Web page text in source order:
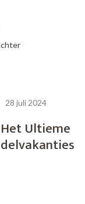
op
een
in
Spanje
28 juli 2024
Ultieme